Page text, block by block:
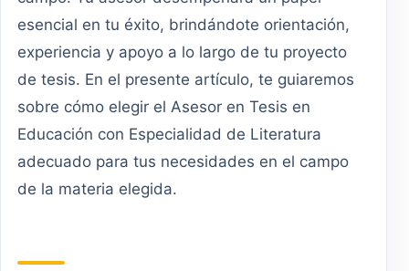
esencial en tu éxito, brindándote orientación,
experiencia y apoyo a lo largo de tu proyecto
de tesis. En el presente artículo, te guiaremos
sobre cómo elegir el Asesor en Tesis en
Educación con Especialidad de Literatura
adecuado para tus necesidades en el campo
de la materia elegida.